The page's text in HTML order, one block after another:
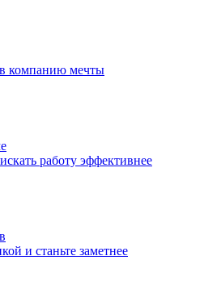
компанию мечты
работу эффективнее
и станьте заметнее